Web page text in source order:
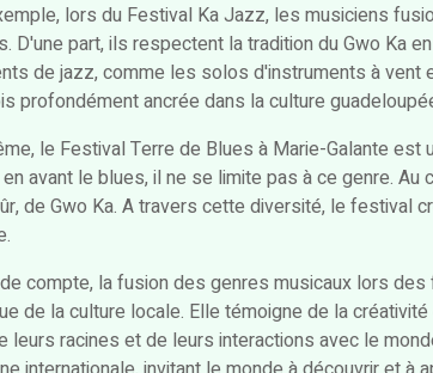
lors du Festival Ka Jazz, les musiciens
D'une part, ils respectent la tradition du Gwo Ka
de jazz, comme les solos d'instruments à
profondément ancrée dans la culture
le Festival Terre de Blues à Marie-Galante
avant le blues, il ne se limite pas à ce genre.
de Gwo Ka. A travers cette diversité, le festival
compte, la fusion des genres musicaux lors
de la culture locale. Elle témoigne de la
leurs racines et de leurs interactions avec le